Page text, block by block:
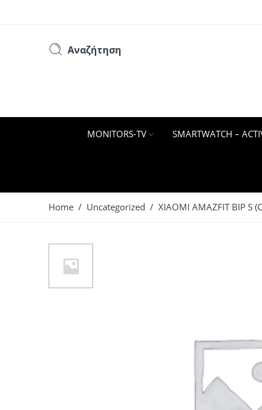
Αναζήτηση
MONITORS-TV SMARTWATCH –
Home / Uncategorized / XIAOMI AMAZFIT BIP S